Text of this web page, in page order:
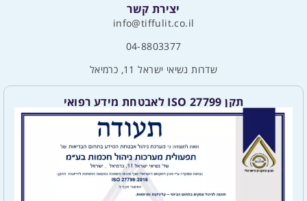
יצירת קשר
info@tiffulit.co.il
04-8803377
שדרות נשיאי ישראל 11, כרמיאל
תקן ISO 27799 לאבטחת מידע רפואי